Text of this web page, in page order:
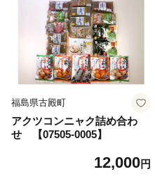
福島県古殿町
アクツコンニャク詰め合わ
せ 【07505-0005】
12,000円